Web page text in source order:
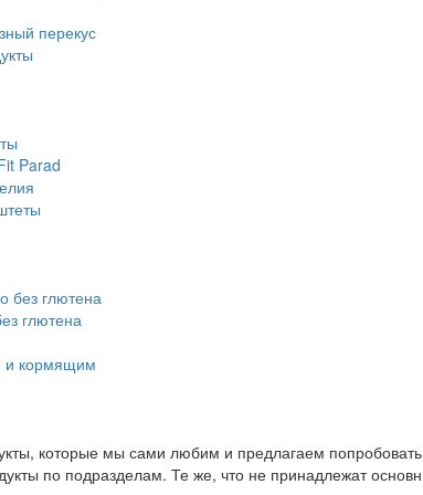
перекус
Parad
без глютена
глютена
кормящим
которые мы сами любим и предлагаем
по подразделам. Те же, что не принадлежат